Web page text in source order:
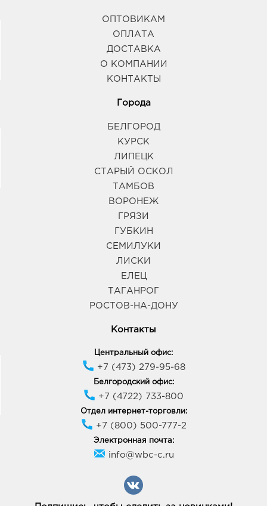
ОПТОВИКАМ
ОПЛАТА
ДОСТАВКА
О КОМПАНИИ
КОНТАКТЫ
Города
БЕЛГОРОД
КУРСК
ЛИПЕЦК
СТАРЫЙ ОСКОЛ
ТАМБОВ
ВОРОНЕЖ
ГРЯЗИ
ГУБКИН
СЕМИЛУКИ
ЛИСКИ
ЕЛЕЦ
ТАГАНРОГ
РОСТОВ-НА-ДОНУ
Контакты
Центральный офис:
+7 (473) 279-95-68
Белгородский офис:
+7 (4722) 733-800
Отдел интернет-торговли:
+7 (800) 500-777-2
Электронная почта:
info@wbc-c.ru